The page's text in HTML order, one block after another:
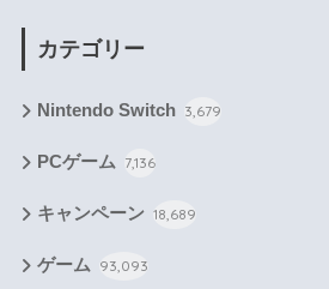
カテゴリー
Nintendo Switch 3,679
PCゲーム 7,136
キャンペーン 18,689
ゲーム 93,093